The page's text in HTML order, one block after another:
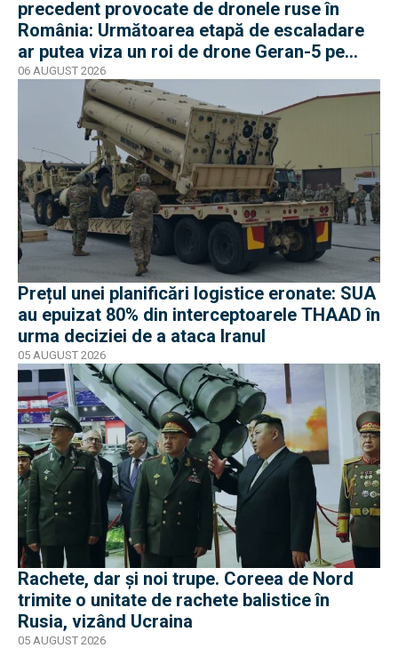
precedent provocate de dronele ruse în
România: Următoarea etapă de escaladare
ar putea viza un roi de drone Geran-5 pe
direcția Galați-Reni
06 AUGUST 2026
Prețul unei planificări logistice eronate: SUA
au epuizat 80% din interceptoarele THAAD în
urma deciziei de a ataca Iranul
05 AUGUST 2026
Rachete, dar și noi trupe. Coreea de Nord
trimite o unitate de rachete balistice în
Rusia, vizând Ucraina
05 AUGUST 2026